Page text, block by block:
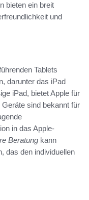
bieten ein breit
und
Tablets
darunter das iPad
iPad, bietet Apple für
sind bekannt für
in das Apple-
Beratung kann
das den individuellen